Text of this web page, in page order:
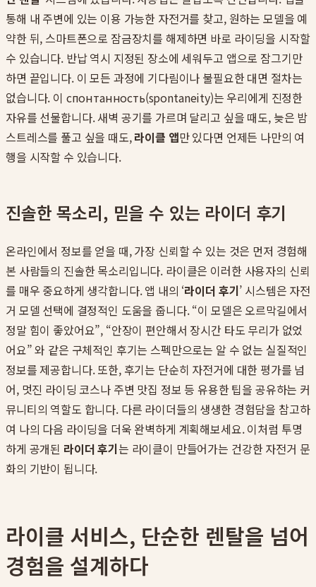
통해 내 주변에 있는 이용 가능한 자전거를 찾고, 원하는 모델을 예
약한 뒤, 스마트폰으로 잠금장치를 해제하면 바로 라이딩을 시작할
수 있습니다. 반납 역시 지정된 장소에 세워두고 앱으로 잠그기만
하면 끝입니다. 이 모든 과정에 기다림이나 불필요한 대면 절차는
없습니다. 이 спонтанность(spontaneity)는 우리에게 진정한
자유를 선물합니다. 새벽 공기를 가르며 달리고 싶을 때도, 늦은 밤
스트레스를 풀고 싶을 때도,라이클 앱만 있다면 언제든 나만의 여
행을 시작할 수 있습니다.
진솔한 목소리, 믿을 수 있는 라이더 후기
온라인에서 정보를 얻을 때, 가장 신뢰할 수 있는 것은 먼저 경험해
본 사람들의 진솔한 목소리입니다. 라이클은 이러한 사용자의 신뢰
를 매우 중요하게 생각합니다. 앱 내의 ‘라이더 후기’ 시스템은 자전
거 모델 선택에 결정적인 도움을 줍니다. “이 모델은 오르막길에서
정말 힘이 좋았어요”, “안장이 편안해서 장시간 타도 무리가 없었
어요” 와 같은 구체적인 후기는 스펙만으로는 알 수 없는 실질적인
정보를 제공합니다. 또한, 후기는 단순히 자전거에 대한 평가를 넘
어, 멋진 라이딩 코스나 주변 맛집 정보 등 유용한 팁을 공유하는 커
뮤니티의 역할도 합니다. 다른 라이더들의 생생한 경험담을 참고하
여 나의 다음 라이딩을 더욱 완벽하게 계획해보세요. 이처럼 투명
하게 공개된 라이더 후기는 라이클이 만들어가는 건강한 자전거 문
화의 기반이 됩니다.
라이클 서비스, 단순한 렌탈을 넘어
경험을 설계하다